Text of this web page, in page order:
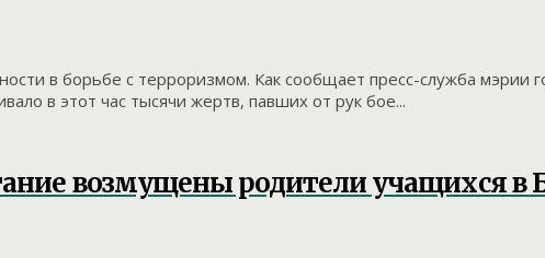
в борьбе с терроризмом. Как сообщает пресс-служба мэрии
в этот час тысячи жертв, павших от рук бое...
возмущены родители учащихся в